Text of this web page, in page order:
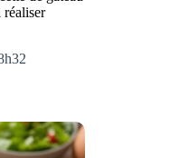
réaliser